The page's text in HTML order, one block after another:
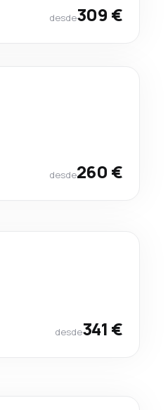
desde309 €
desde260 €
desde341 €